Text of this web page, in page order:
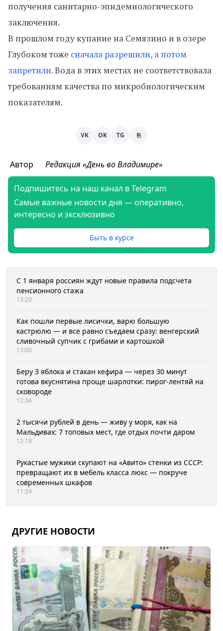
получения санитарно-эпидемиологического
заключения.
В прошлом году купание на Семязино и в озере
Глубоком тоже сначала разрешили, а потом
запретили. Вода в этих местах не соответствовала
требованиям качества по микробиологическим
показателям.
VK OK TG ⎘
Автор Редакция «День во Владимире»
Подпишитесь на наш канал в Telegram
Самые важные новости дня — оперативно,
интересно и эксклюзивно
Быть в курсе
С 1 января россиян ждут новые правила подсчета
пенсионного стажа
13:20
Как пошли первые лисички, варю большую
кастрюлю — и все равно съедаем сразу: венгерский
сливочный супчик с грибами и картошкой
13:00
Беру 3 яблока и стакан кефира — через 30 минут
готова вкуснятина проще шарлотки: пирог-лентяй на
сковороде
12:34
2 тысячи рублей в день — живу у моря, как на
Мальдивах: 7 топовых мест, где отдых почти даром
12:18
Рукастые мужики скупают на «Авито» стенки из СССР:
превращают их в мебель класса люкс — покруче
современных шкафов
11:39
ДРУГИЕ НОВОСТИ